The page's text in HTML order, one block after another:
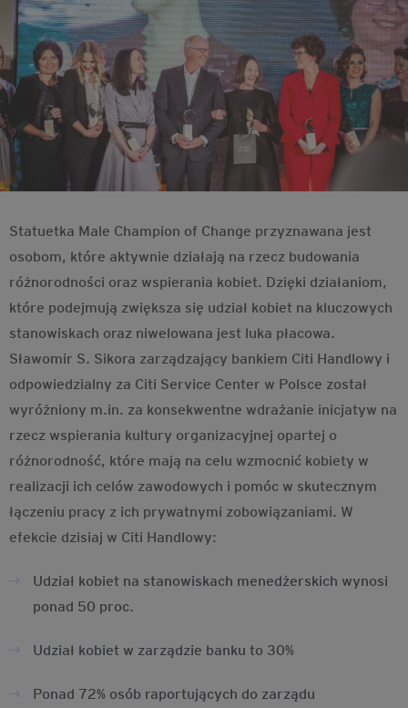
Statuetka Male Champion of Change przyznawana jest
osobom, które aktywnie działają na rzecz budowania
różnorodności oraz wspierania kobiet. Dzięki działaniom,
które podejmują zwiększa się udział kobiet na kluczowych
stanowiskach oraz niwelowana jest luka płacowa.
Sławomir S. Sikora zarządzający bankiem Citi Handlowy i
odpowiedzialny za Citi Service Center w Polsce został
wyróżniony m.in. za konsekwentne wdrażanie inicjatyw na
rzecz wspierania kultury organizacyjnej opartej o
różnorodność, które mają na celu wzmocnić kobiety w
realizacji ich celów zawodowych i pomóc w skutecznym
łączeniu pracy z ich prywatnymi zobowiązaniami. W
efekcie dzisiaj w Citi Handlowy:
Udział kobiet na stanowiskach menedżerskich wynosi
ponad 50 proc.
Udział kobiet w zarządzie banku to 30%
Ponad 72% osób raportujących do zarządu